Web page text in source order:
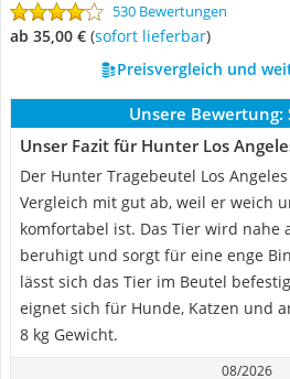
530 Bewertungen
ab 35,00 € ( Sofort lieferbar)
Preisvergleich und
Unsere Bewertung:
Unser Fazit für Hunter Los
Der Hunter Tragebeutel Los
Vergleich mit gut ab, weil er weich
komfortabel ist. Das Tier wird nahe
beruhigt und sorgt für eine enge
lässt sich das Tier im Beutel
eignet sich für Hunde, Katzen und
8 kg Gewicht.
08/2026